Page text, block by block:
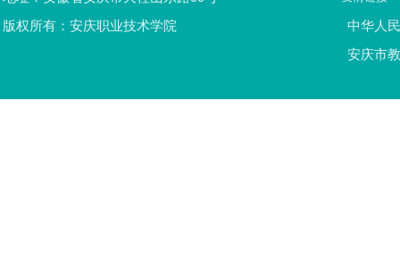
版权所有：安庆职业技术学院
中华人
安庆市